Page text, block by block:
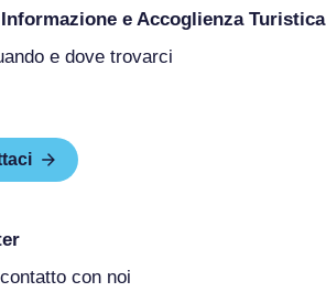
e Accoglienza Turistica
e dove trovarci
con noi